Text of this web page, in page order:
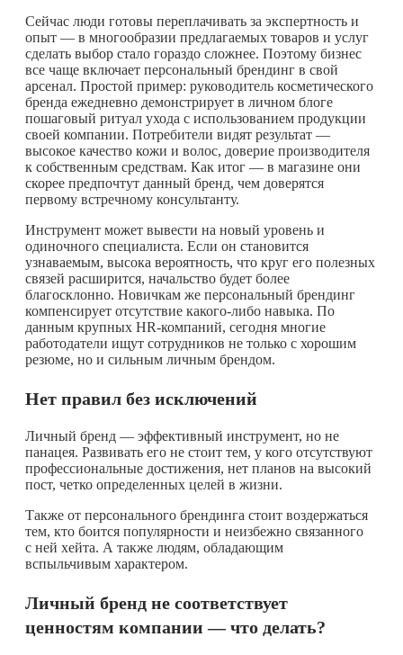
Сейчас люди готовы переплачивать за экспертность и
опыт — в многообразии предлагаемых товаров и услуг
сделать выбор стало гораздо сложнее. Поэтому бизнес
все чаще включает персональный брендинг в свой
арсенал. Простой пример: руководитель косметического
бренда ежедневно демонстрирует в личном блоге
пошаговый ритуал ухода с использованием продукции
своей компании. Потребители видят результат —
высокое качество кожи и волос, доверие производителя
к собственным средствам. Как итог — в магазине они
скорее предпочтут данный бренд, чем доверятся
первому встречному консультанту.
Инструмент может вывести на новый уровень и
одиночного специалиста. Если он становится
узнаваемым, высока вероятность, что круг его полезных
связей расширится, начальство будет более
благосклонно. Новичкам же персональный брендинг
компенсирует отсутствие какого-либо навыка. По
данным крупных HR-компаний, сегодня многие
работодатели ищут сотрудников не только с хорошим
резюме, но и сильным личным брендом.
Нет правил без исключений
Личный бренд — эффективный инструмент, но не
панацея. Развивать его не стоит тем, у кого отсутствуют
профессиональные достижения, нет планов на высокий
пост, четко определенных целей в жизни.
Также от персонального брендинга стоит воздержаться
тем, кто боится популярности и неизбежно связанного
с ней хейта. А также людям, обладающим
вспыльчивым характером.
Личный бренд не соответствует
ценностям компании — что делать?